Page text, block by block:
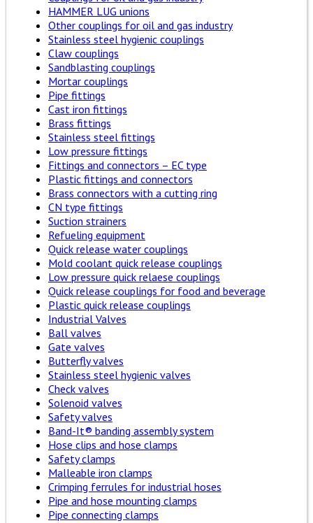
HAMMER LUG unions
Other couplings for oil and gas industry
Stainless steel hygienic couplings
Claw couplings
Sandblasting couplings
Mortar couplings
Pipe fittings
Cast iron fittings
Brass fittings
Stainless steel fittings
Low pressure fittings
Fittings and connectors – EC type
Plastic fittings and connectors
Brass connectors with a cutting ring
CN type fittings
Suction strainers
Refueling equipment
Quick release water couplings
Mold coolant quick release couplings
Low pressure quick relaese couplings
Quick release couplings for food and beverage
Plastic quick release couplings
Industrial Valves
Ball valves
Gate valves
Butterfly valves
Stainless steel hygienic valves
Check valves
Solenoid valves
Safety valves
Band-It® banding assembly system
Hose clips and hose clamps
Safety clamps
Malleable iron clamps
Crimping ferrules for industrial hoses
Pipe and hose mounting clamps
Pipe connecting clamps